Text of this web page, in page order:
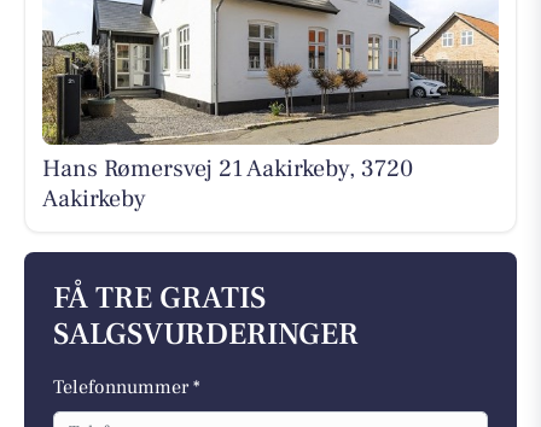
Hans Rømersvej 21 Aakirkeby, 3720
Aakirkeby
FÅ TRE GRATIS
SALGSVURDERINGER
Telefonnummer *